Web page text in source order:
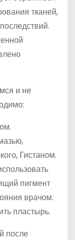
тканей,
и не
Гистаном.
пигмент
врачом.
пластырь.
после